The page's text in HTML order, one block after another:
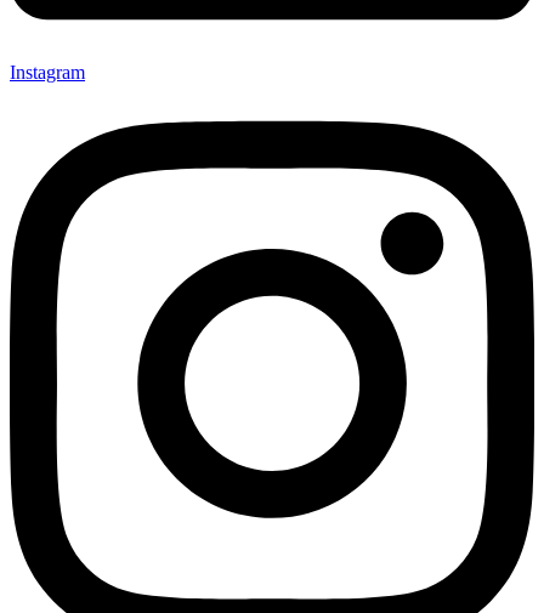
Instagram